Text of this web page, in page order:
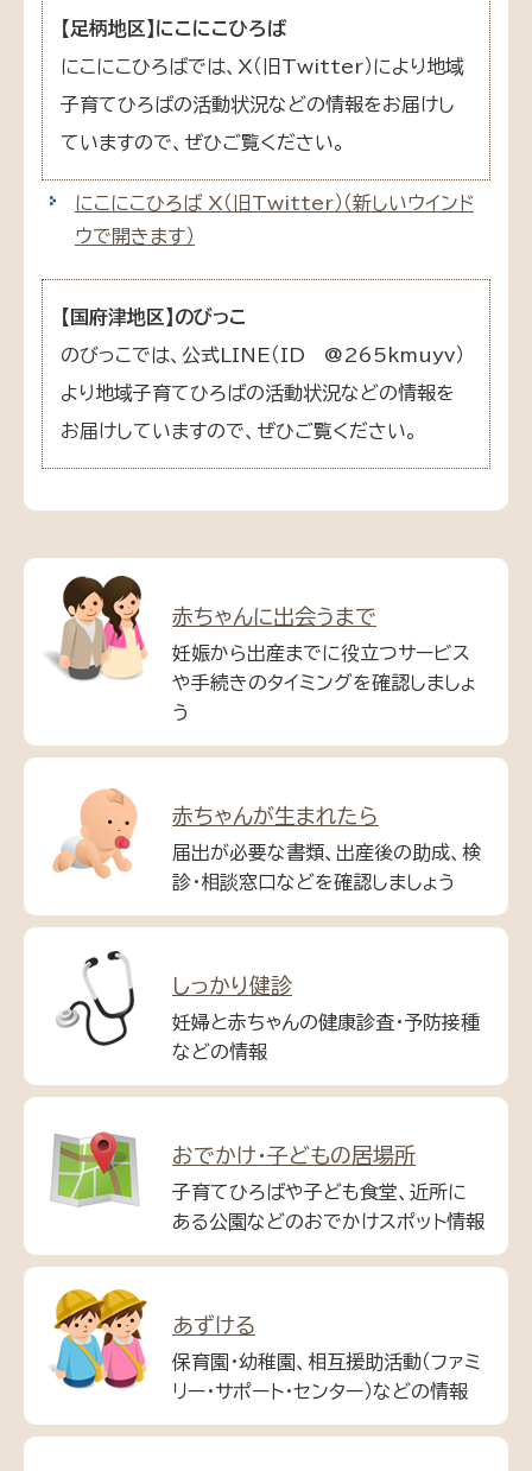
【足柄地区】にこにこひろば
にこにこひろばでは、X（旧Twitter）により地域
子育てひろばの活動状況などの情報をお届けし
ていますので、ぜひご覧ください。
にこにこひろば X（旧Twitter） （新しいウインド
ウで開きます）
【国府津地区】のびっこ
のびっこでは、公式LINE（ID @265kmuyv）
より地域子育てひろばの活動状況などの情報を
お届けしていますので、ぜひご覧ください。
赤ちゃんに出会うまで
妊娠から出産までに役立つサービス
や手続きのタイミングを確認しましょ
う
赤ちゃんが生まれたら
届出が必要な書類、出産後の助成、検
診・相談窓口などを確認しましょう
しっかり健診
妊婦と赤ちゃんの健康診査・予防接種
などの情報
おでかけ・子どもの居場所
子育てひろばや子ども食堂、近所に
ある公園などのおでかけスポット情報
あずける
保育園・幼稚園、相互援助活動（ファミ
リー・サポート・センター）などの情報